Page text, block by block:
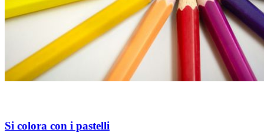
Si colora con i pastelli